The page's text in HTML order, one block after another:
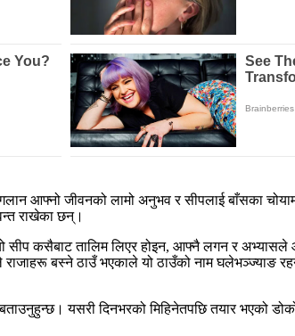
आफ्नो जीवनको लामो अनुभव र सीपलाई बाँसका
राखेका छन्।
कसैबाट तालिम लिएर होइन, आफ्नै लगन र अभ्यासले
बस्ने ठाउँ भएकाले यो ठाउँको नाम घलेभञ्ज्याङ
यसरी दिनभरको मिहिनेतपछि तयार भएको